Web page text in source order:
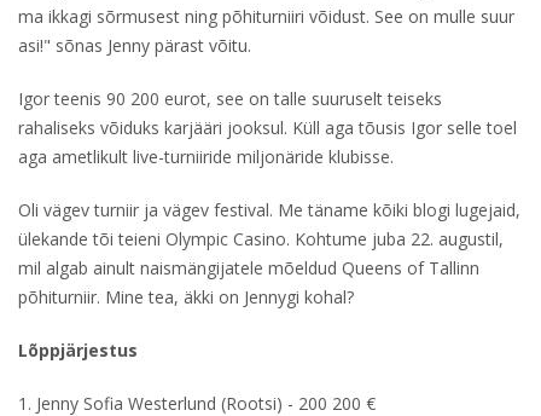
ma ikkagi sõrmusest ning põhiturniiri võidust. See on mulle suur
asi!" sõnas Jenny pärast võitu.
Igor teenis 90 200 eurot, see on talle suuruselt teiseks
rahaliseks võiduks karjääri jooksul. Küll aga tõusis Igor selle toel
aga ametlikult live-turniiride miljonäride klubisse.
Oli vägev turniir ja vägev festival. Me täname kõiki blogi lugejaid,
ülekande tõi teieni Olympic Casino. Kohtume juba 22. augustil,
mil algab ainult naismängijatele mõeldud Queens of Tallinn
põhiturniir. Mine tea, äkki on Jennygi kohal?
Lõppjärjestus
1. Jenny Sofia Westerlund (Rootsi) - 200 200 €